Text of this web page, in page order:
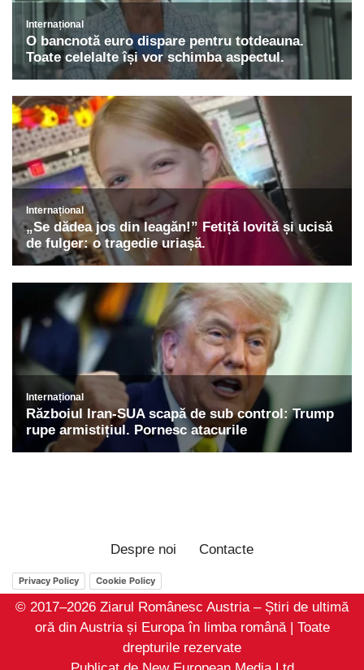
Despre noi Contacte
Privacy Policy Cookie Policy
© 2017–2026 Ziarul Românesc Austria – Știri de ultimă
oră din Austria și Europa în limba română | Toate
drepturile rezervate